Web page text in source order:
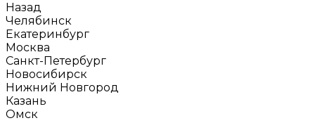
Назад
Челябинск
Екатеринбург
Москва
Санкт-Петербург
Новосибирск
Нижний Новгород
Казань
Омск